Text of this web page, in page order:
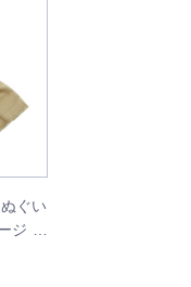
ぐい
ジ